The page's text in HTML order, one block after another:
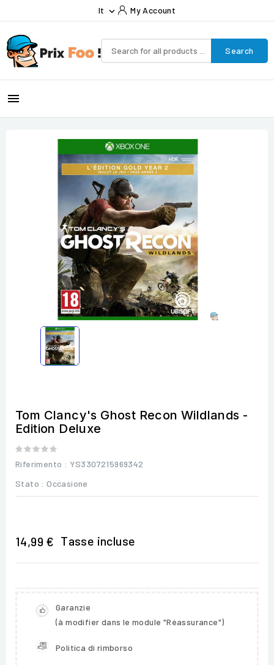
It  My Account
Search

Tom Clancy's Ghost Recon Wildlands -
Edition Deluxe
Riferimento : YS3307215969342
Stato : Occasione
14,99 € Tasse incluse
Garanzie
(à modifier dans le module "Réassurance")
Politica di rimborso